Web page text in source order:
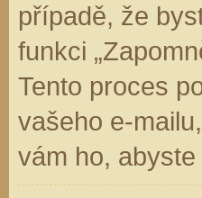
případě, že
funkci
Tento proces
vašeho e-
vám ho,